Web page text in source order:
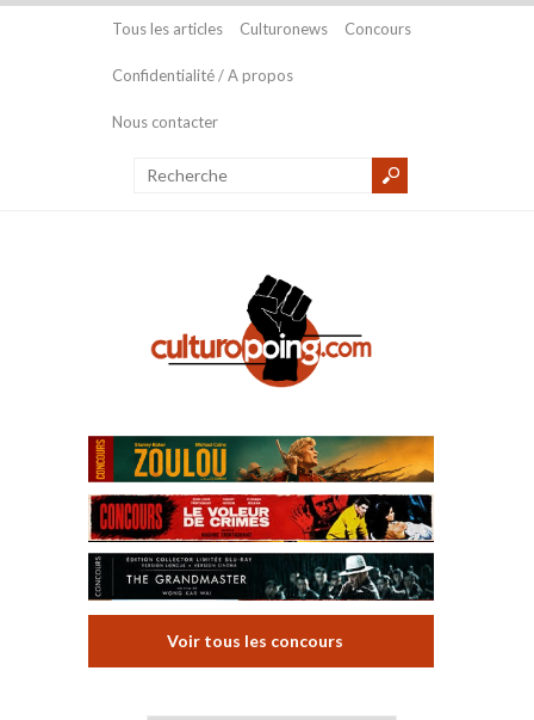
Tous les articles Culturonews Concours
Confidentialité / A propos
Nous contacter
Voir tous les concours